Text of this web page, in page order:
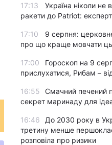
17:13
Україна ніколи не
ракети до Patriot:
17:10
9 серпня:
про що краще мовчати
17:00
Гороскоп на 9
прислухатися, Рибам –
16:55
Смачний печений
секрет маринаду для
16:46
До 2030 року в
третину менше
розповіла про ризики